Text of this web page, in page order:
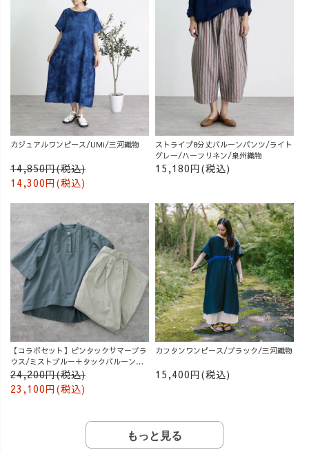
カジュアルワンピース/UMi/三河織物
14,850円(税込)
14,300円(税込)
ストライプ8分丈バルーンパンツ/ライト
グレー/ハーフリネン/泉州織物
15,180円(税込)
【コラボセット】ピンタックサマーブラ
ウス/ミストブルー＋タックバルーンパ
ンツ/グレージュ
24,200円(税込)
23,100円(税込)
カフタンワンピース/ブラック/三河織物
15,400円(税込)
もっと見る